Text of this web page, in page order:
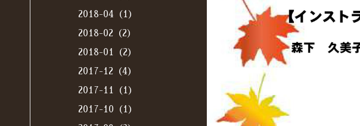
2018-04（1）
2018-02（2）
2018-01（2）
2017-12（4）
2017-11（1）
2017-10（1）